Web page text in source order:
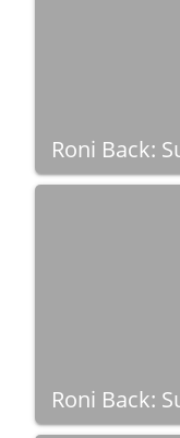
Roni Back:
Roni Back: